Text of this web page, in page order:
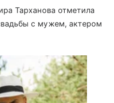
Тарханова отметила
с мужем, актером